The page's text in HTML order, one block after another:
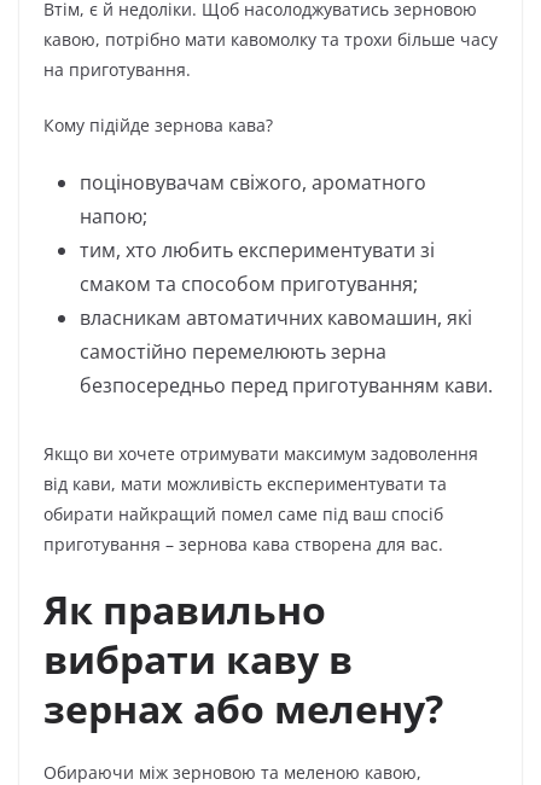
Втім, є й недоліки. Щоб насолоджуватись зерновою
кавою, потрібно мати кавомолку та трохи більше часу
на приготування.
Кому підійде зернова кава?
поціновувачам свіжого, ароматного
напою;
тим, хто любить експериментувати зі
смаком та способом приготування;
власникам автоматичних кавомашин, які
самостійно перемелюють зерна
безпосередньо перед приготуванням кави.
Якщо ви хочете отримувати максимум задоволення
від кави, мати можливість експериментувати та
обирати найкращий помел саме під ваш спосіб
приготування – зернова кава створена для вас.
Як правильно
вибрати каву в
зернах або мелену?
Обираючи між зерновою та меленою кавою,